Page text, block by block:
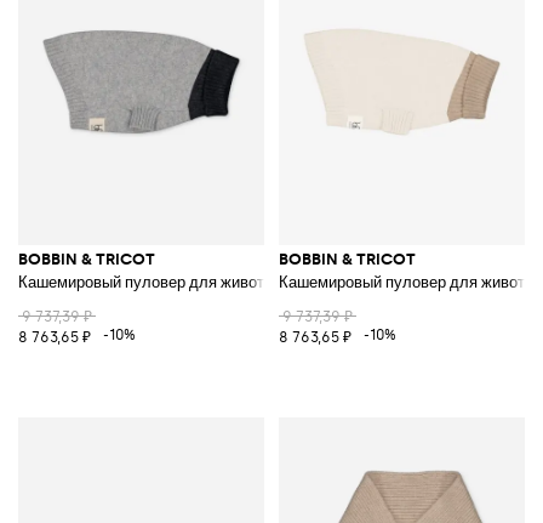
BOBBIN & TRICOT
Кашемировый пуловер для животных
9 737,39 ₽
8 763,65 ₽
-10%
BOBBIN & TRICOT
Кашемировый пуловер для
9 737,39 ₽
8 763,65 ₽
-10%